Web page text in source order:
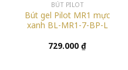
BÚT PILOT
Bút gel Pilot MR1 mực
xanh BL-MR1-7-BP-L
729.000 ₫